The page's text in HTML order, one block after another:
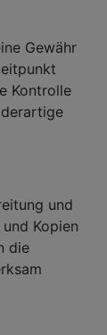
Gewähr
Kontrolle
und
Kopien
die